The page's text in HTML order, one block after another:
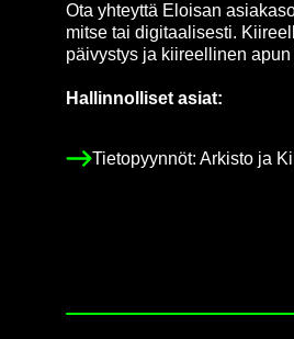
Ota yh­teyt­tä Eloi­san
mit­se tai di­gi­taa­li­ses­ti.
päi­vys­tys ja kii­reel­li­nen apun
Hal­lin­nol­li­set asiat:
Tie­to­pyyn­nöt: Ar­kis­to ja